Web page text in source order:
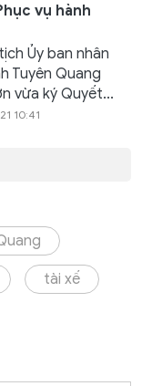
vụ hành
Ủy ban nhân
Tuyên Quang
vừa ký Quyết...
10:41
tài xế